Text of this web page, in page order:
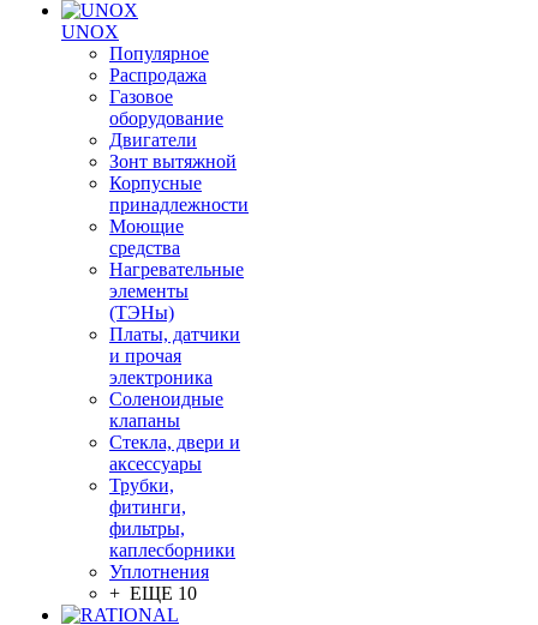
UNOX
Популярное
Распродажа
Газовое
оборудование
Двигатели
Зонт вытяжной
Корпусные
принадлежности
Моющие
средства
Нагревательные
элементы
(ТЭНы)
Платы, датчики
и прочая
электроника
Соленоидные
клапаны
Стекла, двери и
аксессуары
Трубки,
фитинги,
фильтры,
каплесборники
Уплотнения
+ ЕЩЕ 10